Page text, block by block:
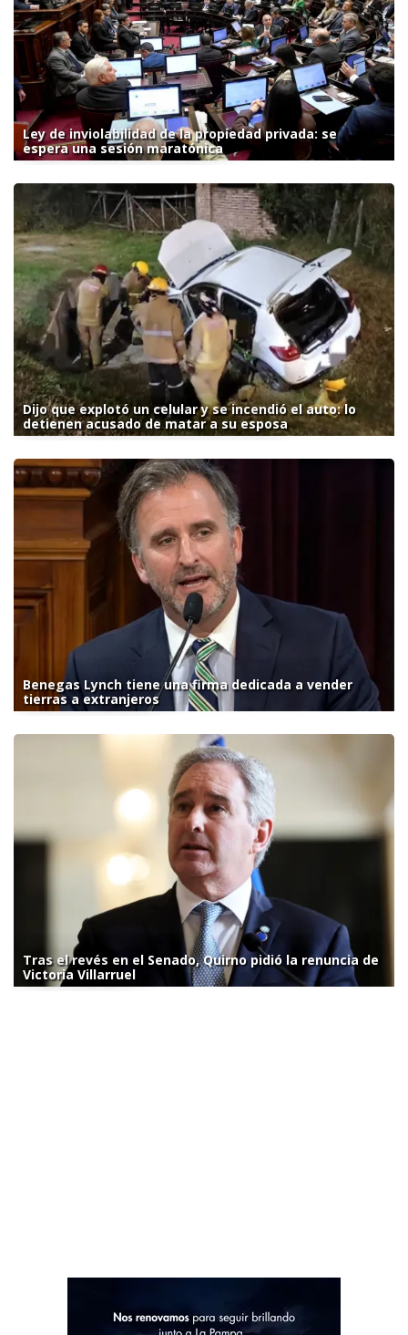
Ley de inviolabilidad de la propiedad privada: se
espera una sesión maratónica
Dijo que explotó un celular y se incendió el auto: lo
detienen acusado de matar a su esposa
Benegas Lynch tiene una firma dedicada a vender
tierras a extranjeros
Tras el revés en el Senado, Quirno pidió la renuncia de
Victoria Villarruel